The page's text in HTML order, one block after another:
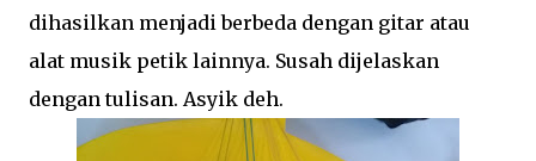
dihasilkan menjadi berbeda dengan gitar atau
alat musik petik lainnya. Susah dijelaskan
dengan tulisan. Asyik deh.